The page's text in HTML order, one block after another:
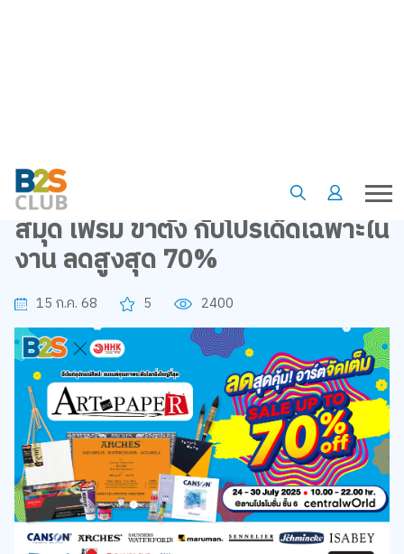
B2S X HHK ART AND PAPER งาน
ดี ช้อปสนุก ได้ทั้งสี พู่กัน กระดาษ
สมุด เฟรม ขาตั้ง กับโปรเด็ดเฉพาะใน
งาน ลดสูงสุด 70%
15 ก.ค. 68 5 2400